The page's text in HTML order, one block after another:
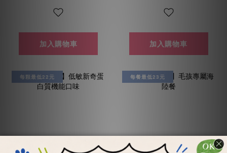
加入購物車 加入購物車
每顆最低22元 每餐最低23元